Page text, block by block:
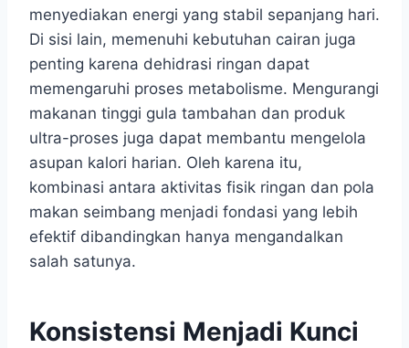
menyediakan energi yang stabil sepanjang hari.
Di sisi lain, memenuhi kebutuhan cairan juga
penting karena dehidrasi ringan dapat
memengaruhi proses metabolisme. Mengurangi
makanan tinggi gula tambahan dan produk
ultra-proses juga dapat membantu mengelola
asupan kalori harian. Oleh karena itu,
kombinasi antara aktivitas fisik ringan dan pola
makan seimbang menjadi fondasi yang lebih
efektif dibandingkan hanya mengandalkan
salah satunya.
Konsistensi Menjadi Kunci